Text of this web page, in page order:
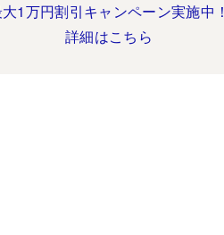
1万円割引キャンペーン実施中！
詳細はこちら